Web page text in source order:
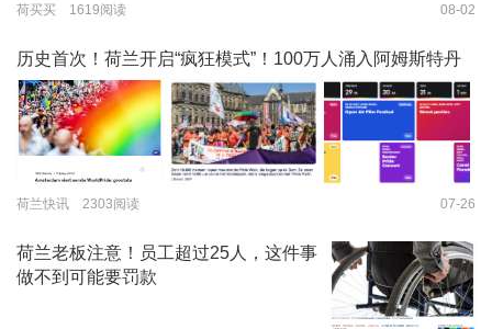
荷买买 1619阅读 08-02
历史首次！荷兰开启“疯狂模式”！100万人涌入阿姆斯特丹
荷兰快讯 2303阅读 07-26
荷兰老板注意！员工超过25人，这件事
做不到可能要罚款